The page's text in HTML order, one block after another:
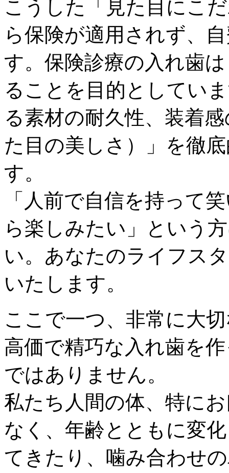
こうした「見た目にこ
ら保険が適用されず、
す。保険診療の入れ歯
ることを目的としてい
る素材の耐久性、装着
た目の美しさ）」を徹
す。
「人前で自信を持って
ら楽しみたい」という
い。あなたのライフス
いたします。
ここで一つ、非常に大
高価で精巧な入れ歯を
ではありません。
私たち人間の体、特に
なく、年齢とともに変
てきたり、噛み合わせ